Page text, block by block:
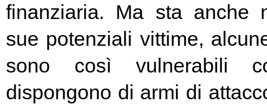
finanziaria. Ma sta anche
sue potenziali vittime,
sono così vulnerabili
dispongono di armi di